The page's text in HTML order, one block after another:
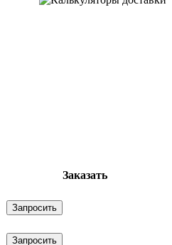
Заказать